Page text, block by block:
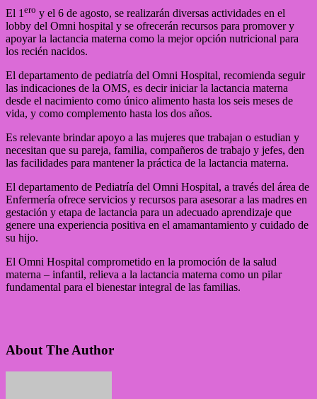
El 1 ero y el 6 de agosto, se realizarán diversas actividades en el
lobby del Omni hospital y se ofrecerán recursos para promover y
apoyar la lactancia materna como la mejor opción nutricional para
los recién nacidos.
El departamento de pediatría del Omni Hospital, recomienda seguir
las indicaciones de la OMS, es decir iniciar la lactancia materna
desde el nacimiento como único alimento hasta los seis meses de
vida, y como complemento hasta los dos años.
Es relevante brindar apoyo a las mujeres que trabajan o estudian y
necesitan que su pareja, familia, compañeros de trabajo y jefes, den
las facilidades para mantener la práctica de la lactancia materna.
El departamento de Pediatría del Omni Hospital, a través del área de
Enfermería ofrece servicios y recursos para asesorar a las madres en
gestación y etapa de lactancia para un adecuado aprendizaje que
genere una experiencia positiva en el amamantamiento y cuidado de
su hijo.
El Omni Hospital comprometido en la promoción de la salud
materna – infantil, relieva a la lactancia materna como un pilar
fundamental para el bienestar integral de las familias.
About The Author